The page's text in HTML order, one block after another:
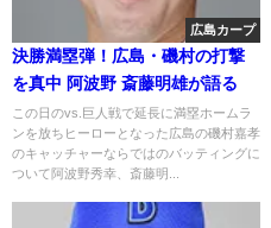
広島カープ
決勝満塁弾！広島・磯村の打撃
を真中 阿波野 斎藤明雄が語る
この日のvs.巨人戦で延長に満塁ホームラ
ンを放ちヒーローとなった広島の磯村嘉孝
のキャッチャーならではのバッティングに
ついて阿波野秀幸、斎藤明...